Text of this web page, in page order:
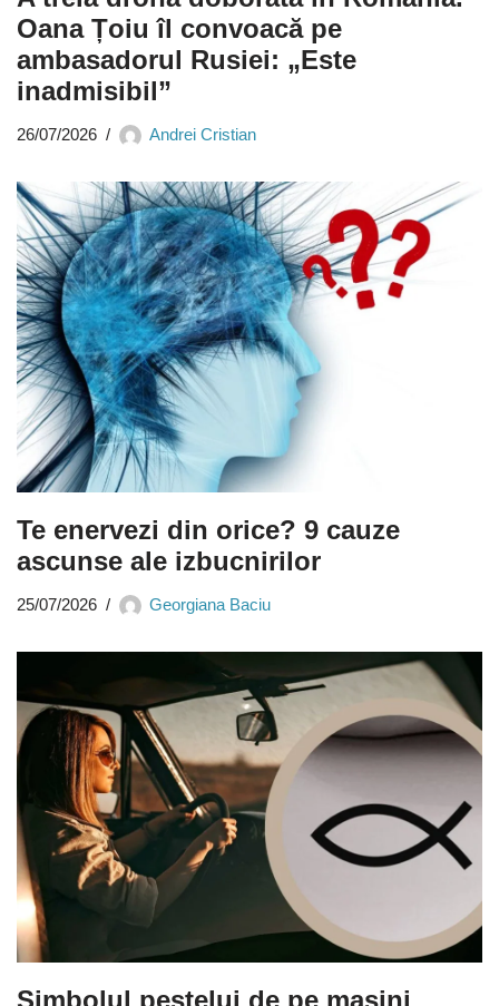
Oana Țoiu îl convoacă pe
ambasadorul Rusiei: „Este
inadmisibil”
26/07/2026 Andrei Cristian
Te enervezi din orice? 9 cauze
ascunse ale izbucnirilor
25/07/2026 Georgiana Baciu
Simbolul peștelui de pe mașini